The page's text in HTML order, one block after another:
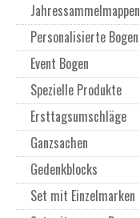
Jahressammelmappen
Personalisierte Bogen
Event Bogen
Spezielle Produkte
Ersttagsumschläge
Ganzsachen
Gedenkblocks
Set mit Einzelmarken